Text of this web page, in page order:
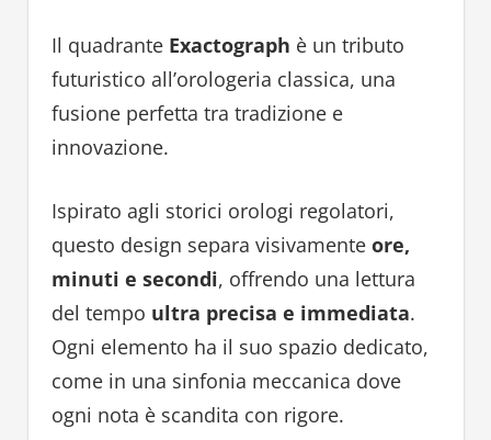
Il quadrante Exactograph è un tributo
futuristico all’orologeria classica, una
fusione perfetta tra tradizione e
innovazione.
Ispirato agli storici orologi regolatori,
questo design separa visivamente ore,
minuti e secondi, offrendo una lettura
del tempo ultra precisa e immediata.
Ogni elemento ha il suo spazio dedicato,
come in una sinfonia meccanica dove
ogni nota è scandita con rigore.